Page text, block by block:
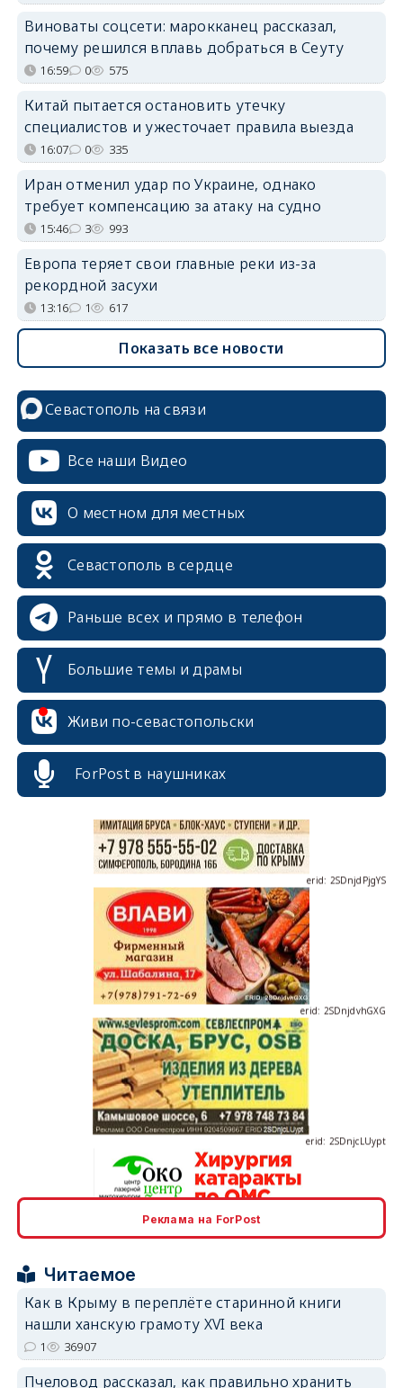
Виноваты соцсети: марокканец рассказал,
почему решился вплавь добраться в Сеуту
16:59 0 575
Китай пытается остановить утечку
специалистов и ужесточает правила выезда
16:07 0 335
Иран отменил удар по Украине, однако
требует компенсацию за атаку на судно
15:46 3 993
Европа теряет свои главные реки из-за
рекордной засухи
13:16 1 617
Показать все новости
Севастополь на связи
Все наши Видео
О местном для местных
Севастополь в сердце
Раньше всех и прямо в телефон
Большие темы и драмы
Живи по-севастопольски
ForPost в наушниках
erid: 2SDnjcrDNw6
erid: 2SDnjdPjgYS
erid: 2SDnjdvhGXG
erid: 2SDnjcrDNw6
erid: 2SDnjdPjgYS
Реклама на ForPost
Читаемое
Как в Крыму в переплёте старинной книги
нашли ханскую грамоту XVI века
1 36907
Пчеловод рассказал, как правильно хранить